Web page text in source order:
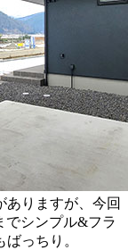
ありますが、今回
でシンプル&フラ
っちり。